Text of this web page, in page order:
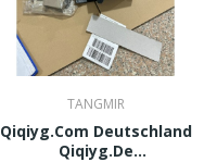
TANGMIR
Qiqiyg.com Deutschland
Qiqiyg.de